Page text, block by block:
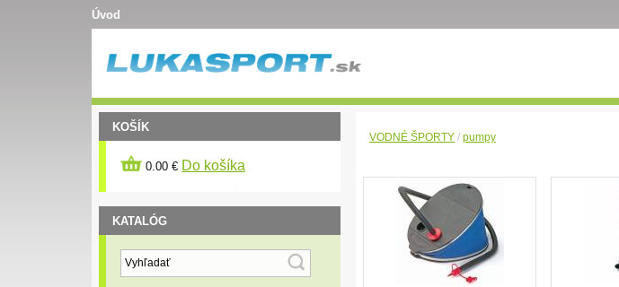
Úvod
VODNÉ ŠPORTY / pumpy
KOŠÍK
0.00 € Do košíka
KATALÓG